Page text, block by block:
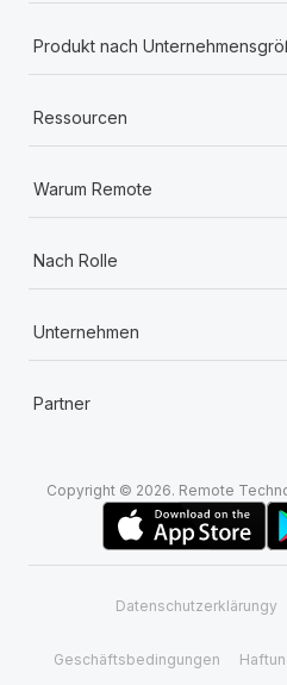
Produkt nach
Ressourcen
Warum Remote
Nach Rolle
Unternehmen
Partner
Copyright © 2026. Remote
Datenschutzerklärungy
Geschäftsbedingungen